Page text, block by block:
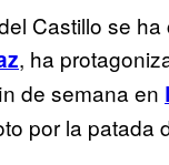
Castillo se
, ha
de semana en
por la patada